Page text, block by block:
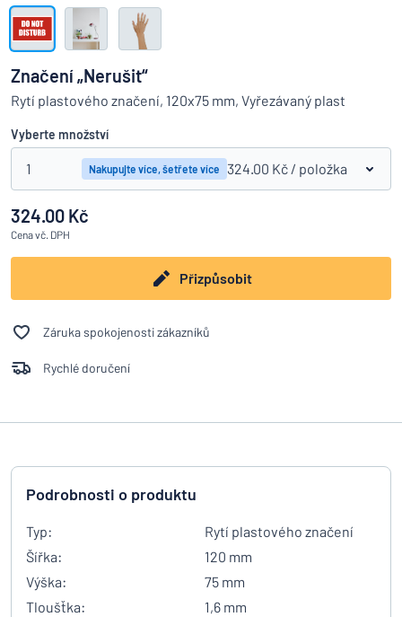
Nenacházíte, co hledáte? Začněte navrhovat
Zobrazit všechny kategorie
Vyžádat
nabídku
Přihlášení
Služby
zákazníkům
Jednotlivec / Podnik
Značení „Nerušit“
Rytí plastového značení, 120x75 mm, Vyřezávaný plast
Vyberte množství
1 Nakupujte více, šetřete více 324.00 Kč / položka
324.00 Kč
Cenavč. DPH
Přizpůsobit
Záruka spokojenosti zákazníků
Rychlé doručení
Podrobnosti o produktu
Typ:
Rytí plastového značení
Šířka:
120 mm
Výška:
75 mm
Tloušťka:
1,6 mm